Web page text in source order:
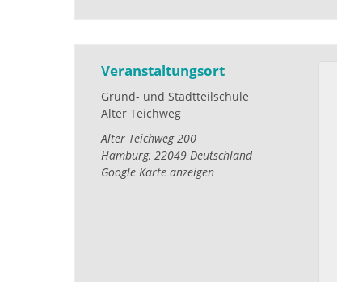
Veranstaltungsort
Grund- und Stadtteilschule
Alter Teichweg
Alter Teichweg 200
Hamburg, 22049 Deutschland
Google Karte anzeigen